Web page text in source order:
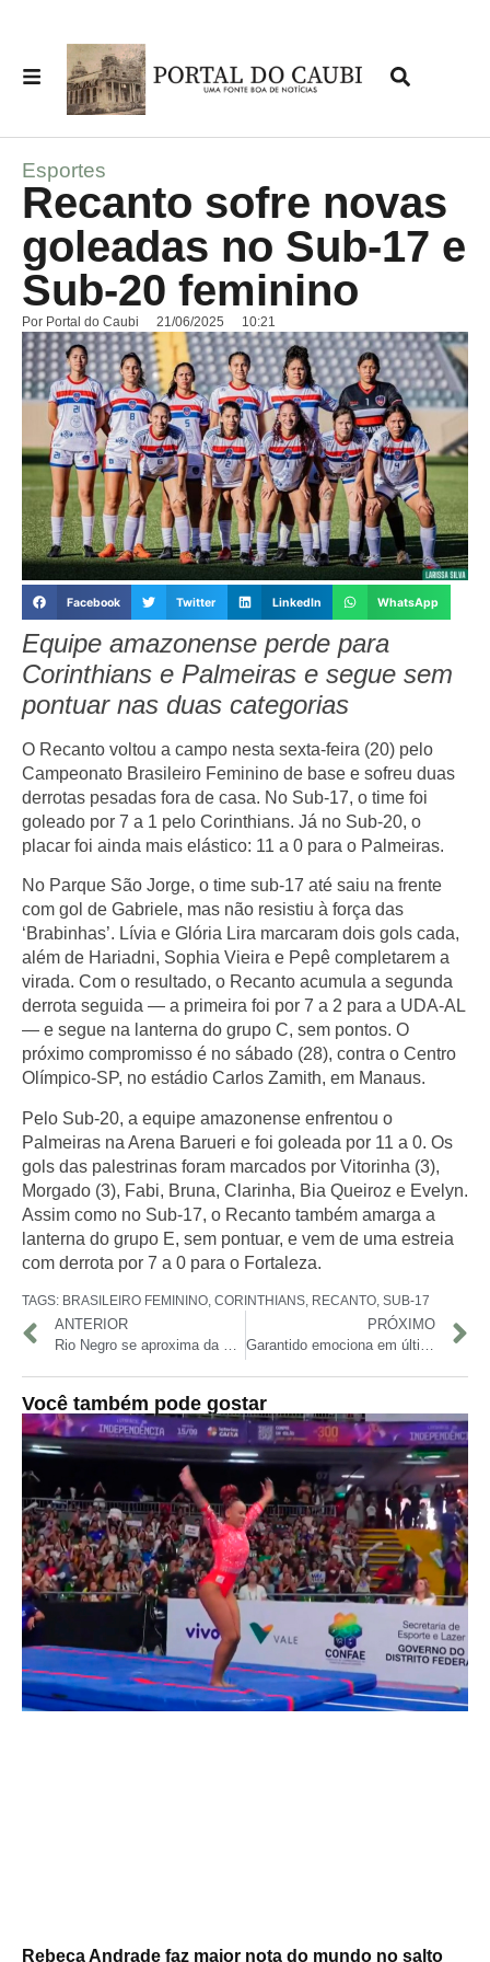
Esportes
Recanto sofre novas
goleadas no Sub-17 e
Sub-20 feminino
Por Portal do Caubi 21/06/2025 10:21
Facebook Twitter LinkedIn WhatsApp
Equipe amazonense perde para
Corinthians e Palmeiras e segue sem
pontuar nas duas categorias
O Recanto voltou a campo nesta sexta-feira (20) pelo
Campeonato Brasileiro Feminino de base e sofreu duas
derrotas pesadas fora de casa. No Sub-17, o time foi
goleado por 7 a 1 pelo Corinthians. Já no Sub-20, o
placar foi ainda mais elástico: 11 a 0 para o Palmeiras.
No Parque São Jorge, o time sub-17 até saiu na frente
com gol de Gabriele, mas não resistiu à força das
‘Brabinhas’. Lívia e Glória Lira marcaram dois gols cada,
além de Hariadni, Sophia Vieira e Pepê completarem a
virada. Com o resultado, o Recanto acumula a segunda
derrota seguida — a primeira foi por 7 a 2 para a UDA-AL
— e segue na lanterna do grupo C, sem pontos. O
próximo compromisso é no sábado (28), contra o Centro
Olímpico-SP, no estádio Carlos Zamith, em Manaus.
Pelo Sub-20, a equipe amazonense enfrentou o
Palmeiras na Arena Barueri e foi goleada por 11 a 0. Os
gols das palestrinas foram marcados por Vitorinha (3),
Morgado (3), Fabi, Bruna, Clarinha, Bia Queiroz e Evelyn.
Assim como no Sub-17, o Recanto também amarga a
lanterna do grupo E, sem pontuar, e vem de uma estreia
com derrota por 7 a 0 para o Fortaleza.
TAGS: BRASILEIRO FEMININO, CORINTHIANS, RECANTO, SUB-17
ANTERIOR
Rio Negro se aproxima da cota de inundação severa
PRÓXIMO
Garantido emociona em último ensaio técnico no Bumbódromo
Você também pode gostar
Rebeca Andrade faz maior nota do mundo no salto